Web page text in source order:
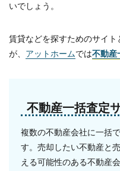
いでしょう。
賃貸などを探すためのサイ
が、 アットホームでは不動産
不動産一括査定
複数の不動産会社に一括
す。売却したい不動産と
える可能性のある不動産